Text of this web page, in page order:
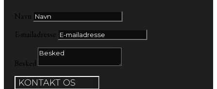
Navn
E-mailadresse
Besked
KONTAKT OS